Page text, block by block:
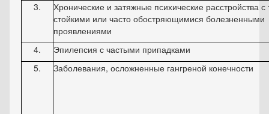
3.
Хронические и затяжные психические расстройства
стойкими или часто обостряющимися болезненными
проявлениями
4.
Эпилепсия с частыми припадками
5.
Заболевания, осложненные гангреной конечности